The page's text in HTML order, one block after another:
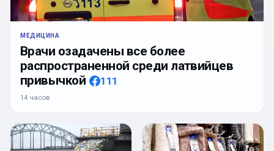
МЕДИЦИНА
Врачи озадачены все более
распространенной среди латвийцев
привычкой
111
14 часов